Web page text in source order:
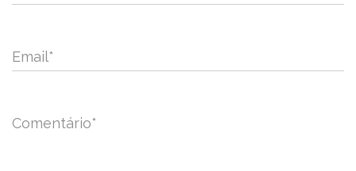
Email*
Comentário*